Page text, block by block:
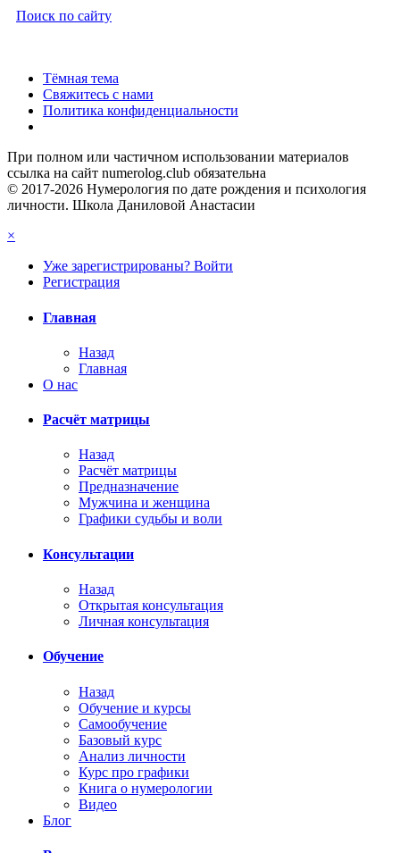
Поиск по сайту
Тёмная тема
Свяжитесь с нами
Политика конфиденциальности
При полном или частичном использовании материалов
ссылка на сайт numerolog.club обязательна
© 2017-2026 Нумерология по дате рождения и психология
личности. Школа Даниловой Анастасии
×
Уже зарегистрированы? Войти
Регистрация
Главная
Назад
Главная
О нас
Расчёт матрицы
Назад
Расчёт матрицы
Предназначение
Мужчина и женщина
Графики судьбы и воли
Консультации
Назад
Открытая консультация
Личная консультация
Обучение
Назад
Обучение и курсы
Самообучение
Базовый курс
Анализ личности
Курс про графики
Книга о нумерологии
Видео
Блог